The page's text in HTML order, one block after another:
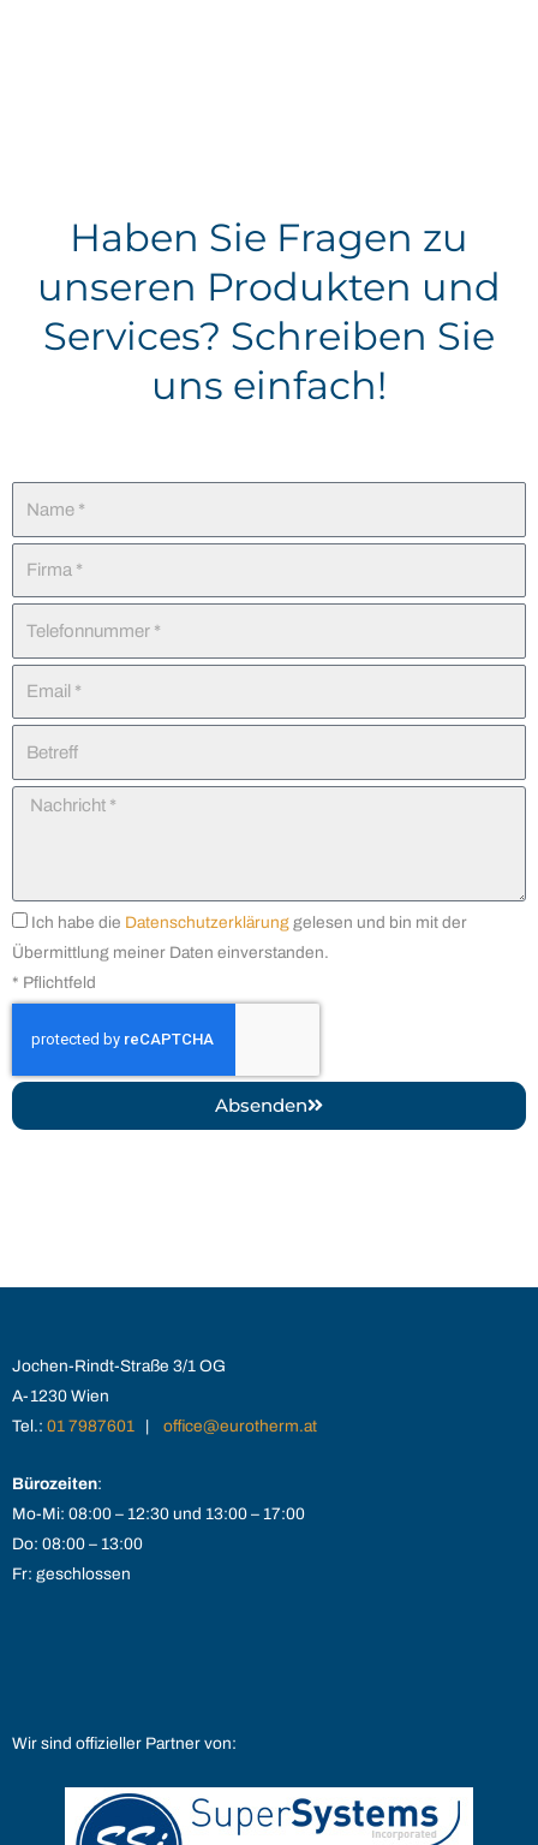
Haben Sie Fragen zu
unseren Produkten und
Services? Schreiben Sie
uns einfach!
Nachricht
Ich habe die Datenschutzerklärung gelesen und bin mit der
Übermittlung meiner Daten einverstanden.
* Pflichtfeld
Absenden
Jochen-Rindt-Straße 3/1 OG
A-1230 Wien
Tel.: 01 7987601 | office@eurotherm.at
Bürozeiten:
Mo-Mi: 08:00 – 12:30 und 13:00 – 17:00
Do: 08:00 – 13:00
Fr: geschlossen
Wir sind offizieller Partner von: